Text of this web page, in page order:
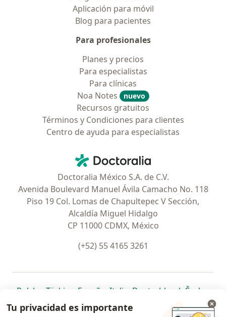
Aplicación para móvil
Blog para pacientes
Para profesionales
Planes y precios
Para especialistas
Para clínicas
Noa Notes
nuevo
Recursos gratuitos
Términos y Condiciones para clientes
Centro de ayuda para especialistas
Doctoralia - Página de inicio
Doctoralia México S.A. de C.V.
Avenida Boulevard Manuel Ávila Camacho No. 118
Piso 19 Col. Lomas de Chapultepec V Sección,
Alcaldía Miguel Hidalgo
CP 11000 CDMX, México
(+52) 55 4165 3261
Polska se abre en una nueva pestaña
Türkiye se abre en una nueva pestaña
España se abre en una nueva pestaña
Italia se abre en una nueva
Deutschlandse abre en
Česko
Portugal
se abre en una nueva pestaña
México se abre en una nueva pestaña
Chile se abre en una nueva pestaña
Brasil se abre en una nueva
se abre en
se
se abre en una nueva
Tu privacidad es importante